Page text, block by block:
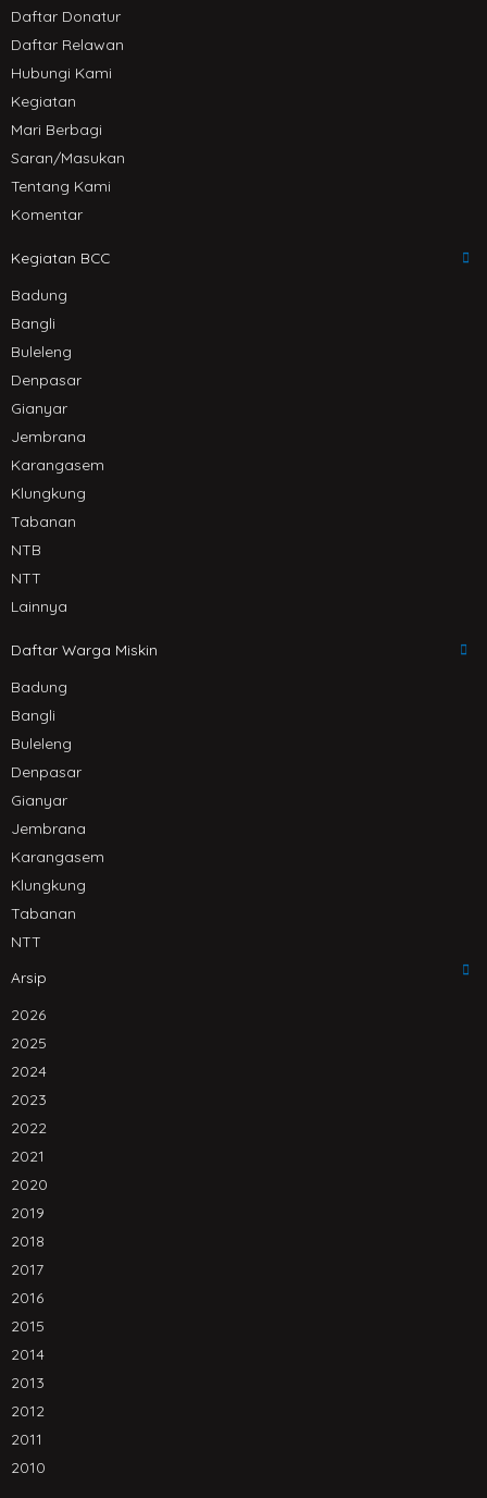
Daftar Donatur
Daftar Relawan
Hubungi Kami
Kegiatan
Mari Berbagi
Saran/Masukan
Tentang Kami
Komentar
Kegiatan BCC
Badung
Bangli
Buleleng
Denpasar
Gianyar
Jembrana
Karangasem
Klungkung
Tabanan
NTB
NTT
Lainnya
Daftar Warga Miskin
Badung
Bangli
Buleleng
Denpasar
Gianyar
Jembrana
Karangasem
Klungkung
Tabanan
NTT
Arsip
2026
2025
2024
2023
2022
2021
2020
2019
2018
2017
2016
2015
2014
2013
2012
2011
2010